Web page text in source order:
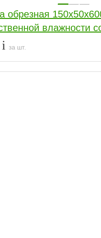
обрезная
влажности
за шт.